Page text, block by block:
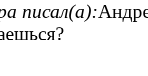
писал(а):